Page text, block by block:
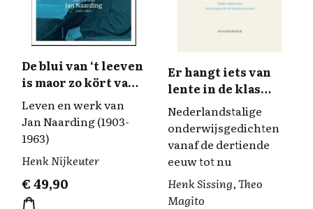
De blui van ‘t leeven
is maor zo kört van
tied
Leven en werk van
Jan Naarding (1903-
1963)
Henk Nijkeuter
€49,90
Er hangt iets van
lente in de klas…
Nederlandstalige
onderwijsgedichten
vanaf de dertiende
eeuw tot nu
Henk Sissing, Theo
Magito